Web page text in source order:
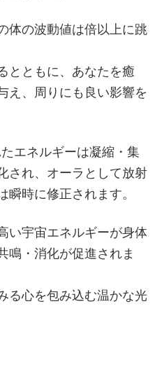
体の波動値は倍以上に跳
とともに、あなたを癒
え、周りにも良い影響を
エネルギーは凝縮・集
され、オーラとして放射
瞬時に修正されます。
い宇宙エネルギーが身体
鳴・消化が促進されま
る心を包み込む温かな光